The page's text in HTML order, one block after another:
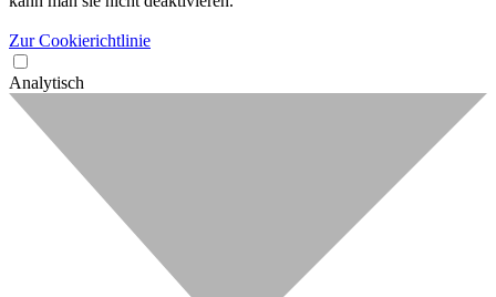
Zur Cookierichtlinie
Analytisch